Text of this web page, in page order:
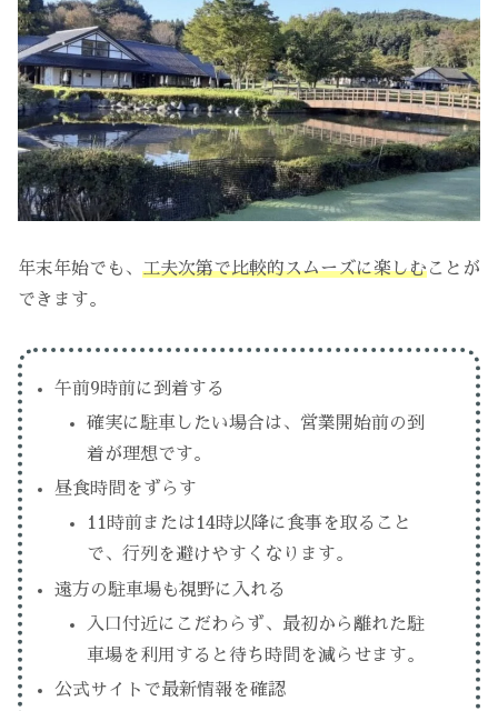
年末年始でも、 工夫次第で比較的スムーズに楽しむことが
できます。
午前9時前に到着する
確実に駐車したい場合は、営業開始前の到
着が理想です。
昼食時間をずらす
11時前または14時以降に食事を取ること
で、行列を避けやすくなります。
遠方の駐車場も視野に入れる
入口付近にこだわらず、最初から離れた駐
車場を利用すると待ち時間を減らせます。
公式サイトで最新情報を確認